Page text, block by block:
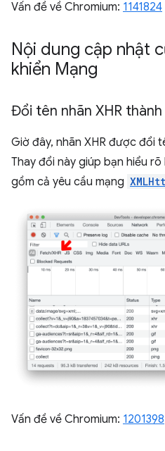
Vấn đề về Chromium: 1141824
Nội dung cập nhật
khiển Mạng
Đổi tên nhãn XHR
Giờ đây, nhãn XHR được đổi
Thay đổi này giúp bạn hiểu
gồm cả yêu cầu mạng
Vấn đề về Chromium: 1201398